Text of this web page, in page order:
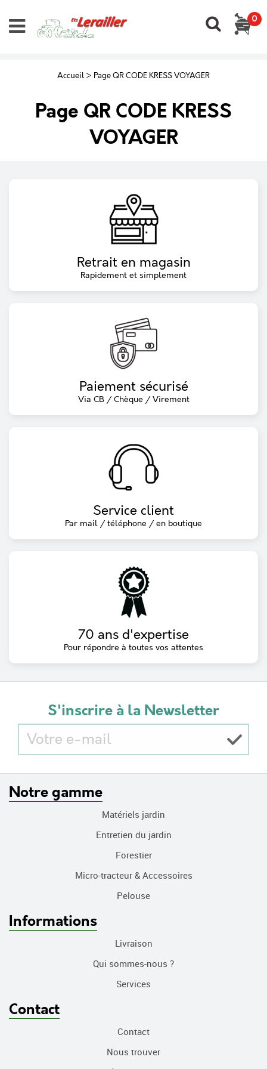
0
Accueil > Page QR CODE KRESS VOYAGER
Page QR CODE KRESS
VOYAGER
Retrait en magasin
Rapidement et simplement
Paiement sécurisé
Via CB / Chèque / Virement
Service client
Par mail / téléphone / en boutique
70 ans d'expertise
Pour répondre à toutes vos attentes
S'inscrire à la Newsletter
Notre gamme
Matériels jardin
Entretien du jardin
Forestier
Micro-tracteur & Accessoires
Pelouse
Informations
Livraison
Qui sommes-nous ?
Services
Contact
Contact
Nous trouver